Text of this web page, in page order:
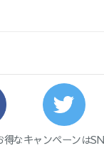
なキャンペーンは